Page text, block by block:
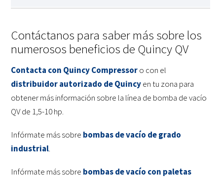
Contáctanos para saber más sobre los
numerosos beneficios de Quincy QV
Contacta con Quincy Compressoro con el
distribuidor autorizado de Quincyen tu zona para
obtener más información sobre la línea de bomba de vacío
QV de 1,5-10 hp.
Infórmate más sobre bombas de vacío de grado
industrial.
Infórmate más sobre bombas de vacío con paletas